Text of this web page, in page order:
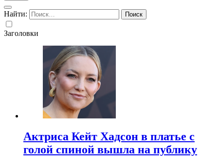
Найти:
Заголовки
Актриса Кейт Хадсон в платье с
голой спиной вышла на публику